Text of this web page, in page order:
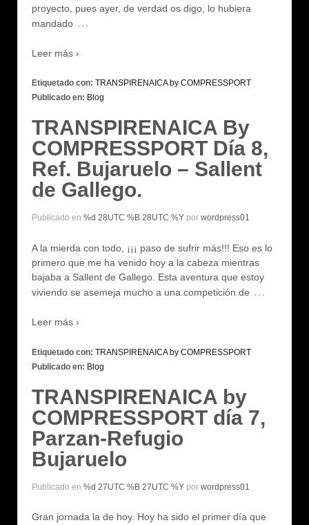
proyecto, pues ayer, de verdad os digo, lo hubiera
mandado …
Leer más ›
Etiquetado con: TRANSPIRENAICA by COMPRESSPORT
Publicado en: Blog
TRANSPIRENAICA By
COMPRESSPORT Día 8,
Ref. Bujaruelo – Sallent
de Gallego.
Publicado en %d 28UTC %B 28UTC %Y por wordpress01
A la mierda con todo, ¡¡¡ paso de sufrir más!!! Eso es lo
primero que me ha venido hoy a la cabeza mientras
bajaba a Sallent de Gallego. Esta aventura que estoy
viviendo se asemeja mucho a una competición de …
Leer más ›
Etiquetado con: TRANSPIRENAICA by COMPRESSPORT
Publicado en: Blog
TRANSPIRENAICA by
COMPRESSPORT día 7,
Parzan-Refugio
Bujaruelo
Publicado en %d 27UTC %B 27UTC %Y por wordpress01
Gran jornada la de hoy. Hoy ha sido el primer día que